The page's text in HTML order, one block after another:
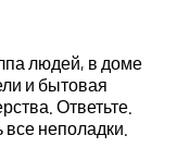
людей, в доме
и бытовая
Ответьте.
неполадки.